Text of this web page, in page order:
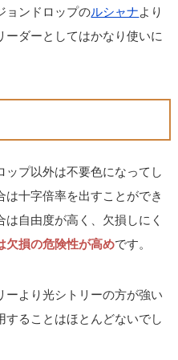
ョンドロップのルシャナより
ーダーとしてはかなり使いに
ップ以外は不要色になってし
は十字倍率を出すことができ
自由度が高く、欠損しにく
欠損の危険性が高めです。
ーより光シトリーの方が強い
することはほとんどないでし